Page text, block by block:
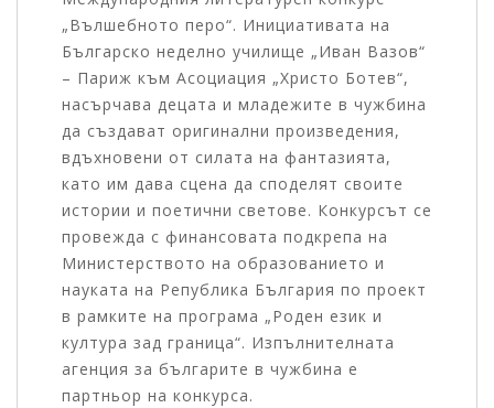
„Вълшебното перо“. Инициативата на
Българско неделно училище „Иван Вазов“
– Париж към Асоциация „Христо Ботев“,
насърчава децата и младежите в чужбина
да създават оригинални произведения,
вдъхновени от силата на фантазията,
като им дава сцена да споделят своите
истории и поетични светове. Конкурсът се
провежда с финансовата подкрепа на
Министерството на образованието и
науката на Република България по проект
в рамките на програма „Роден език и
култура зад граница“. Изпълнителната
агенция за българите в чужбина е
партньор на конкурса.